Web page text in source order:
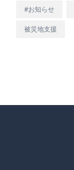
#お知らせ
被災地支援